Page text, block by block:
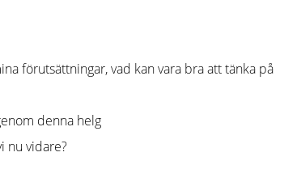
förutsättningar, vad kan vara bra att tänka på
denna helg
nu vidare?